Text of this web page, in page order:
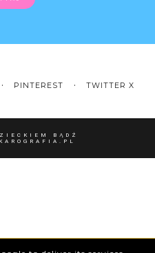
PINTEREST TWITTER X
BĄDŹ
KAROGRAFIA.PL